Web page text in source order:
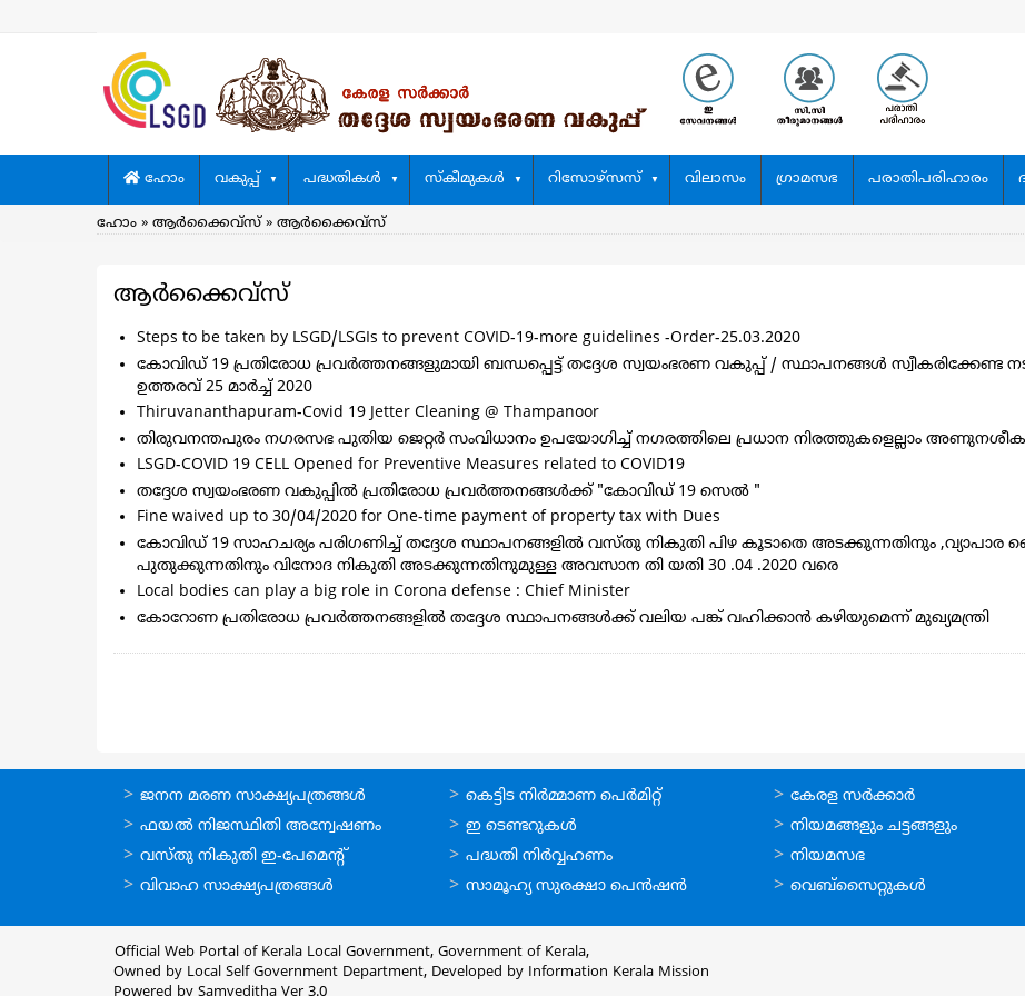
Main
navigation
ഹോം വകുപ്പ് പദ്ധതികള്‍ സ്കീമുകള്‍ റിസോഴ്സസ് വിലാസം ഗ്രാമസഭ പരാതിപരിഹാരം
Breadcrumb
ഹോം ആര്‍ക്കൈവ്സ് ആര്‍ക്കൈവ്സ്
ആര്‍ക്കൈവ്സ്
Steps to be taken by LSGD/LSGIs to prevent COVID-19-more guidelines -Order-25.03.2020
കോവിഡ് 19 പ്രതിരോധ പ്രവർത്തനങ്ങളുമായി ബന്ധപ്പെട്ട് തദ്ദേശ സ്വയംഭരണ വകുപ്പ് / സ്ഥാപനങ്ങൾ സ്വീകരിക്കേണ്ട
ഉത്തരവ് 25 മാര്‍ച്ച്‌ 2020
Thiruvananthapuram-Covid 19 Jetter Cleaning @ Thampanoor
തിരുവനന്തപുരം നഗരസഭ പുതിയ ജെറ്റർ സംവിധാനം ഉപയോഗിച്ച്‌ നഗരത്തിലെ പ്രധാന നിരത്തുകളെല്ലാം
LSGD-COVID 19 CELL Opened for Preventive Measures related to COVID19
തദ്ദേശ സ്വയംഭരണ വകുപ്പിൽ പ്രതിരോധ പ്രവർത്തനങ്ങൾക്ക് "കോവിഡ് 19 സെൽ "
Fine waived up to 30/04/2020 for One-time payment of property tax with Dues
കോവിഡ് 19 സാഹചര്യം പരിഗണിച്ച്‌ തദ്ദേശ സ്ഥാപനങ്ങളിൽ വസ്തു നികുതി പിഴ കൂടാതെ അടക്കുന്നതിനും
പുതുക്കുന്നതിനും വിനോദ നികുതി അടക്കുന്നതിനുമുള്ള അവസാന തി യതി 30 .04 .2020 വരെ
Local bodies can play a big role in Corona defense : Chief Minister
കോറോണ പ്രതിരോധ പ്രവർത്തനങ്ങളിൽ തദ്ദേശ സ്ഥാപനങ്ങൾക്ക് വലിയ പങ്ക് വഹിക്കാൻ കഴിയുമെന്ന് മുഖ്യമന്ത്രി
ഓണ്‍ലൈന്‍
സേവനങ്ങള്‍
ജനന മരണ സാക്ഷ്യപത്രങ്ങള്‍
ഫയല്‍ നിജസ്ഥിതി അന്വേഷണം
വസ്തു നികുതി ഇ-പേമെന്റ്
വിവാഹ സാക്ഷ്യപത്രങ്ങള്‍
ഓണ്‍ലൈന്‍
സേവനങ്ങള്‍
കെട്ടിട നിര്‍മ്മാണ പെര്‍മിറ്റ്‌
ഇ ടെണ്ടറുകള്‍
പദ്ധതി നിര്‍വ്വഹണം
സാമൂഹ്യ സുരക്ഷാ പെന്‍ഷന്‍
ഉപയോഗപ്രദമായ
കണ്ണികള്‍
കേരള സര്‍ക്കാര്‍
നിയമങ്ങളും ചട്ടങ്ങളും
നിയമസഭ
വെബ്സൈറ്റുകള്‍
Official Web Portal of Kerala Local Government, Government of Kerala,
Owned by Local Self Government Department, Developed by Information Kerala Mission
Powered by Samveditha Ver 3.0